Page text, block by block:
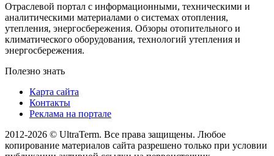
Отраслевой портал с информационными, техническими и
аналитическими материалами о системах отопления,
утепления, энергосбережения. Обзоры отопительного и
климатического оборудования, технологий утепления и
энергосбережения.
Полезно знать
Карта сайта
Контакты
Реклама на портале
2012-2026 © UltraTerm. Все права защищены. Любое
копирование материалов сайта разрешено только при условии